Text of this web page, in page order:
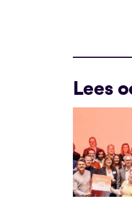
Lees